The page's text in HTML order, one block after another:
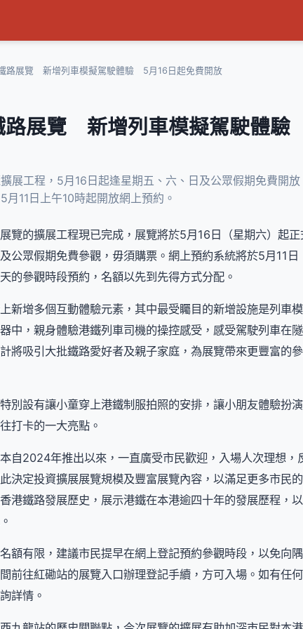
路展覽 新增列車模擬駕駛體驗 5月16日起免費開放
路展覽 新增列車模擬駕駛體
展工程，5月16日起逢星期五、六、日及公眾假期免費開
11日上午10時起開放網上預約。
覽的擴展工程現已完成，展覽將於5月16日（星期六）起正
公眾假期免費參觀，毋須購票。網上預約系統將於5月11日
的參觀時段預約，名額以先到先得方式分配。
新增多個互動體驗元素，其中最受矚目的新增設施是列車
中，親身體驗港鐵列車司機的操控感受，感受駕駛列車在
將吸引大批鐵路愛好者及親子家庭，為展覽帶來更豐富的
別設有讓小童穿上港鐵制服拍照的安排，讓小朋友體驗扮
打卡的一大亮點。
自2024年推出以來，一直廣受市民歡迎，入場人次理想，
決定投資擴展展覽規模及豐富展覽內容，以滿足更多市民
港鐵路發展歷史，展示港鐵在本港逾四十年的發展歷程，
額有限，建議市民提早在網上登記預約參觀時段，以免向
前往紅磡站的展覽入口辦理登記手續，方可入場。如有任
詳情。